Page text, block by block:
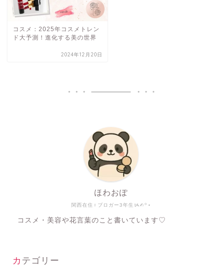
コスメ：2025年コスメトレン
ド大予測！進化する美の世界
2024年12月20日
関西在住♀ブロガー3年生ᝰ✍︎꙳⋆
ほわおぽ
コスメ・美容や花言葉のこと書いています♡
カテゴリー